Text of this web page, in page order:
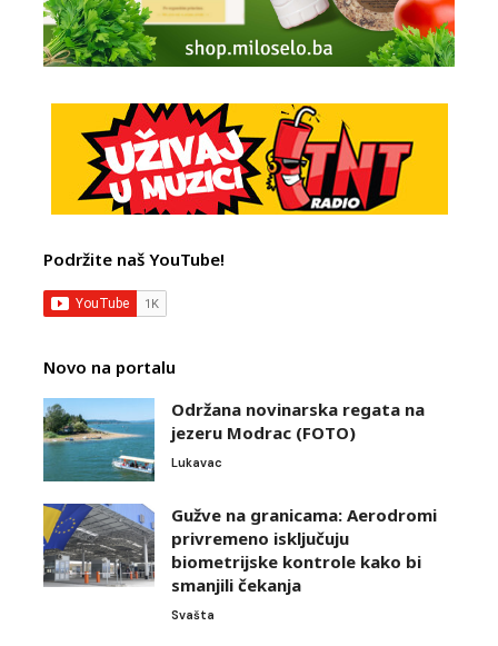
Podržite naš YouTube!
Novo na portalu
Održana novinarska regata na
jezeru Modrac (FOTO)
Lukavac
Gužve na granicama: Aerodromi
privremeno isključuju
biometrijske kontrole kako bi
smanjili čekanja
Svašta